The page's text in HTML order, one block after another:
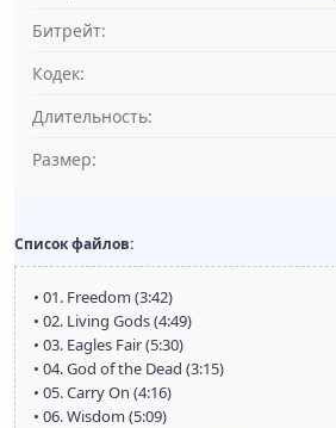
Битрейт:
Кодек:
Длительность:
Размер:
Список файлов:
• 01. Freedom (3:42)
• 02. Living Gods (4:49)
• 03. Eagles Fair (5:30)
• 04. God of the Dead (3:15)
• 05. Carry On (4:16)
• 06. Wisdom (5:09)